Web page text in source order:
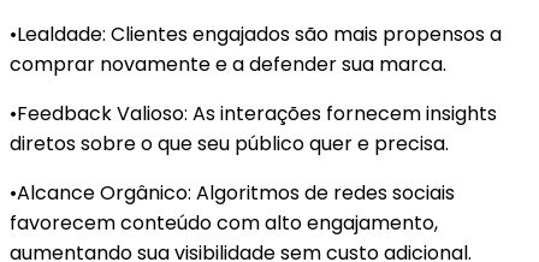
•Lealdade: Clientes engajados são mais propensos a
comprar novamente e a defender sua marca.
•Feedback Valioso: As interações fornecem insights
diretos sobre o que seu público quer e precisa.
•Alcance Orgânico: Algoritmos de redes sociais
favorecem conteúdo com alto engajamento,
aumentando sua visibilidade sem custo adicional.